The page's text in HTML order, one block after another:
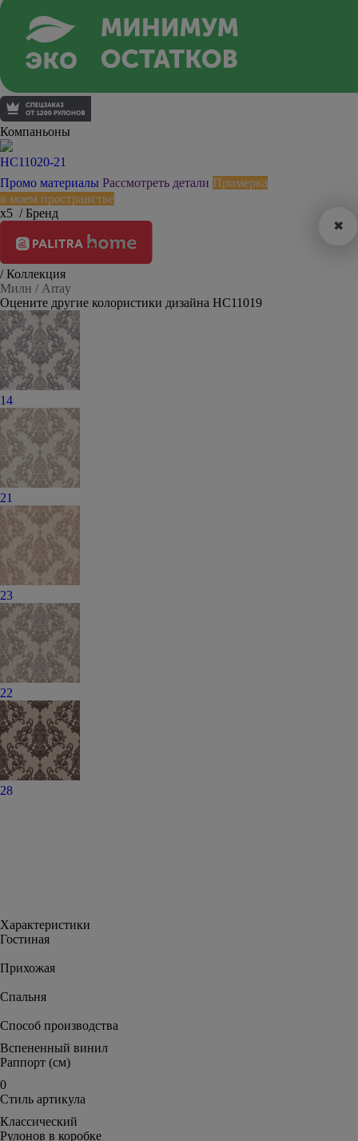
Компаньоны
HC11020-21
Промо материалы Рассмотреть детали Примерка
в моем пространстве
х5
✖
/ Бренд
/ Коллекция
Милн / Array
Оцените другие колористики дизайна HC11019
14
21
23
22
28
Характеристики
Гостиная
Прихожая
Спальня
Способ производства
Вспененный винил
Раппорт (см)
0
Стиль артикула
Классический
Рулонов в коробке